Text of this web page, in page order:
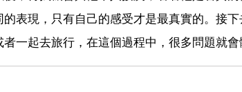
表現，只有自己的感受才是最真實的。接
一起去旅行，在這個過程中，很多問題就會